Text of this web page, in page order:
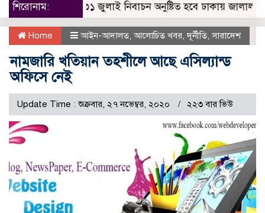
শিরোনাম:
৩১ জুলাই নিবাচন অনু‌ষ্টিত হ‌বে ঢাকায় জালালাবাদ
Home আইন-আদালত, আলোচিত খবর,দূর্নীতি,সারাদেশ
নামজারি খতিয়ান তহশীলে আছে এসিল্যান্ড
অফিসে নেই
Update Time : শুক্রবার, ২৭ নভেম্বর, ২০২০ ২২৩ বার ভিউ